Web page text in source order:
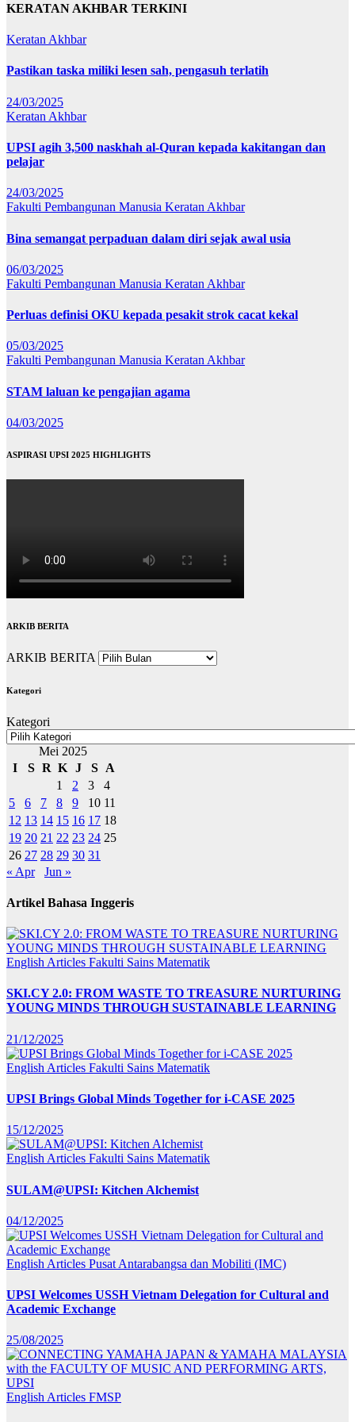
KERATAN AKHBAR TERKINI
Keratan Akhbar
Pastikan taska miliki lesen sah, pengasuh terlatih
24/03/2025
Keratan Akhbar
UPSI agih 3,500 naskhah al-Quran kepada kakitangan dan
pelajar
24/03/2025
Fakulti Pembangunan Manusia Keratan Akhbar
Bina semangat perpaduan dalam diri sejak awal usia
06/03/2025
Fakulti Pembangunan Manusia Keratan Akhbar
Perluas definisi OKU kepada pesakit strok cacat kekal
05/03/2025
Fakulti Pembangunan Manusia Keratan Akhbar
STAM laluan ke pengajian agama
04/03/2025
ASPIRASI UPSI 2025 HIGHLIGHTS
ARKIB BERITA
ARKIB BERITA
Kategori
Kategori
Mei 2025
I
S R K J S
A
1
2 3
4
5
6 7 8 9 10 11
12 13 14 15 16 17 18
19 20 21 22 23 24 25
26 27 28 29 30 31
« Apr
Jun »
Artikel Bahasa Inggeris
English Articles Fakulti Sains Matematik
SKI.CY 2.0: FROM WASTE TO TREASURE NURTURING
YOUNG MINDS THROUGH SUSTAINABLE LEARNING
21/12/2025
English Articles Fakulti Sains Matematik
UPSI Brings Global Minds Together for i-CASE 2025
15/12/2025
English Articles Fakulti Sains Matematik
SULAM@UPSI: Kitchen Alchemist
04/12/2025
English Articles Pusat Antarabangsa dan Mobiliti (IMC)
UPSI Welcomes USSH Vietnam Delegation for Cultural and
Academic Exchange
25/08/2025
English Articles FMSP